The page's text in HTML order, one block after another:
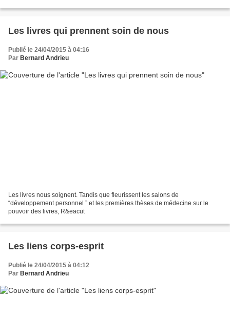
Les livres qui prennent soin de nous
Publié le 24/04/2015 à 04:16
Par Bernard Andrieu
Les livres nous soignent. Tandis que fleurissent les salons de
“développement personnel ” et les premières thèses de médecine sur le
pouvoir des livres, R&eacut
Les liens corps-esprit
Publié le 24/04/2015 à 04:12
Par Bernard Andrieu